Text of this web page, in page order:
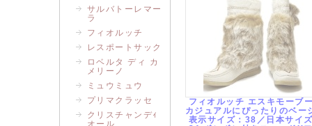
フィオルッチ エスキモーブ
カジュアルにぴったりのベー
表示サイズ：38／日本サイ
サルバトーレマー
ラ
フィオルッチ
レスポートサック
ロベルタ ディ カ
メリーノ
ミュウミュウ
プリマクラッセ
クリスチャンデｨ
オール